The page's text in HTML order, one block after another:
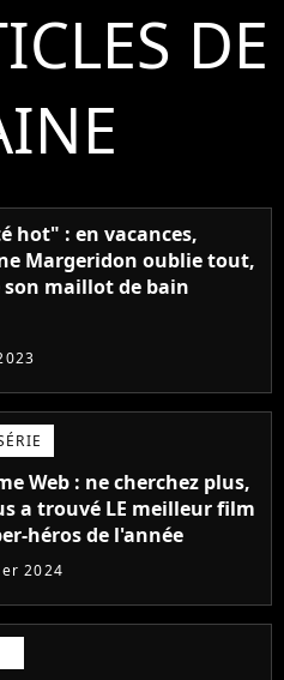
DE
hot" : en vacances,
Margeridon oublie tout,
son maillot de bain
Web : ne cherchez plus,
a trouvé LE meilleur film
héros de l'année
2024